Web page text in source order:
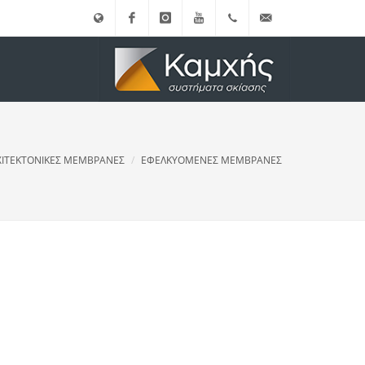
FacebookinstagramYoutube (+30)
210.3455761
info@kamxis.gr
ΜΕΜΒΡΑΝΕΣ ΕΦΕΛΚΥΟΜΕΝΕΣ ΜΕΜΒΡΑΝΕΣ